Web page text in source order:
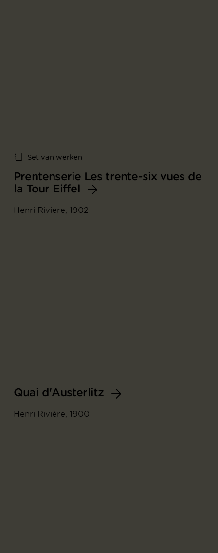
Set van werken
Prentenserie Les trente-six vues de
la Tour Eiffel
Henri Rivière, 1902
Quai d'Austerlitz
Henri Rivière, 1900